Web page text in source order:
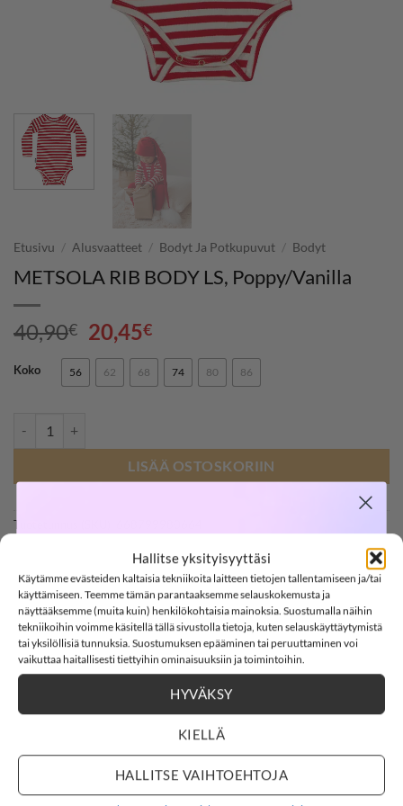
Hallitse yksityisyyttäsi
Käytämme evästeiden kaltaisia tekniikoita laitteen tietojen tallentamiseen ja/tai
käyttämiseen. Teemme tämän parantaaksemme selauskokemusta ja
näyttääksemme (muita kuin) henkilökohtaisia mainoksia. Suostumalla näihin
tekniikoihin voimme käsitellä tällä sivustolla tietoja, kuten selauskäyttäytymistä
tai yksilöllisiä tunnuksia. Suostumuksen epääminen tai peruuttaminen voi
vaikuttaa haitallisesti tiettyihin ominaisuuksiin ja toimintoihin.
HYVÄKSY
KIELLÄ
HALLITSE VAIHTOEHTOJA
Etusivu / Alusvaatteet / Bodyt Ja Potkupuvut / Bodyt
METSOLA RIB BODY LS, Poppy/Vanilla
40,90€ Alkuperäinen
hinta
oli:
40,90€.
20,45€Nykyinen
hinta
on:
20,45€.
Koko 56 62 68 74 80 86
LISÄÄ OSTOSKORIIN
Tuotetunnus (SKU):
,Joulu,
Metsola
Avainsana tuotteelle Metsola
KUVAUS
SOFTSHELL
-15%
15% ALENNUS KOODILLA:SOFTSHELL15
Countdown ends in:
03
days
11
hours
::57
57
minutes
:21
seconds